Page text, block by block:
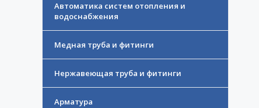
Автоматика систем отопления и
водоснабжения
Медная труба и фитинги
Нержавеющая труба и фитинги
Арматура